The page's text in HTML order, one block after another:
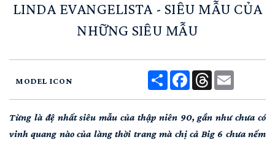
LINDA EVANGELISTA - SIÊU MẪU CỦA
NHỮNG SIÊU MẪU
MODEL ICON
Share Facebook
Threads
Từng là đệ nhất siêu mẫu của thập niên 90, gần như chưa có
vinh quang nào của làng thời trang mà chị cả Big 6 chưa nếm